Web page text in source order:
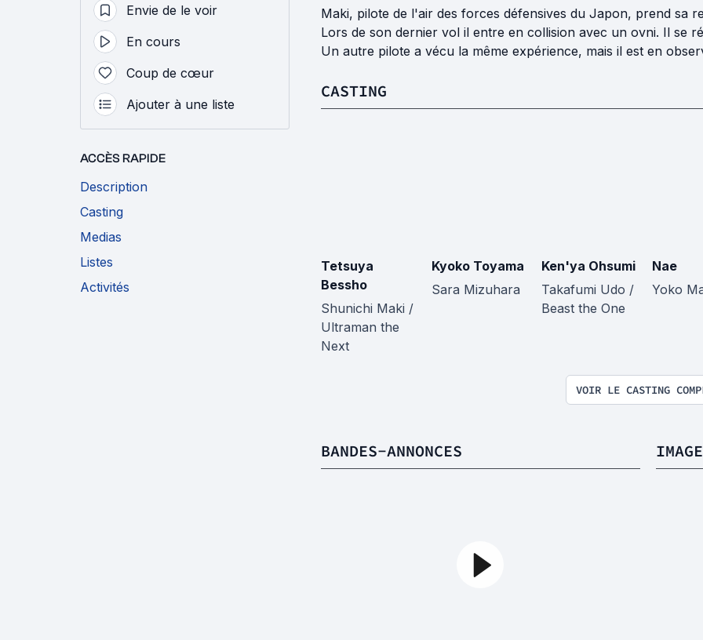
Envie de le voir
En cours
Coup de cœur
Ajouter à une liste
ACCÈS RAPIDE
Description
Casting
Medias
Listes
Activités
Maki, pilote de l'air des forces défensives du Japon, prend sa
Lors de son dernier vol il entre en collision avec un ovni. Il se
Un autre pilote a vécu la même expérience, mais il est en
CASTING
Tetsuya
Bessho
Shunichi Maki /
Ultraman the
Next
Kyoko Toyama
Sara Mizuhara
Ken'ya Ohsumi
Takafumi Udo /
Beast the One
Nae
Yoko
VOIR LE CASTING
BANDES-ANNONCES